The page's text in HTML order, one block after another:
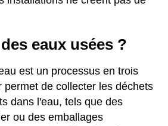
eaux usées ?
est un processus en trois
permet de collecter les déchets
dans l'eau, tels que des
ou des emballages